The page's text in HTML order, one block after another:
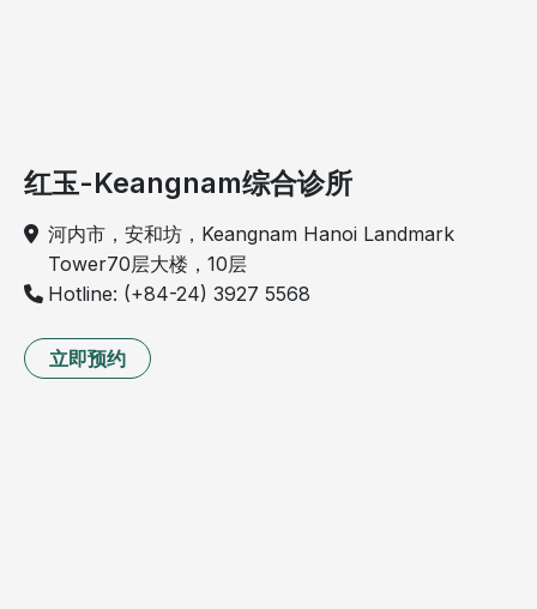
红玉-Keangnam综合诊所
河内市，安和坊，Keangnam Hanoi Landmark
Tower70层大楼，10层
Hotline: (+84-24) 3927 5568
立即预约